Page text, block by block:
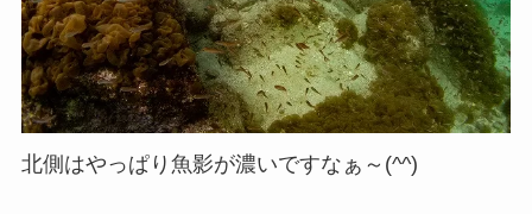
北側はやっぱり魚影が濃いですなぁ～(^^)